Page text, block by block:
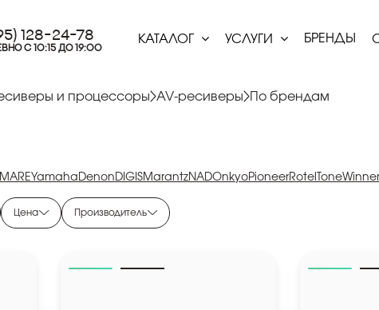
128-24-78
С 10:15 ДО 19:00
КАТАЛОГ УСЛУГИ БРЕНДЫ
и процессоры AV-ресиверы По брендам
Yamaha Denon DIGISMarantzNADOnkyoPioneer Rotel ToneWinner
Цена Производитель